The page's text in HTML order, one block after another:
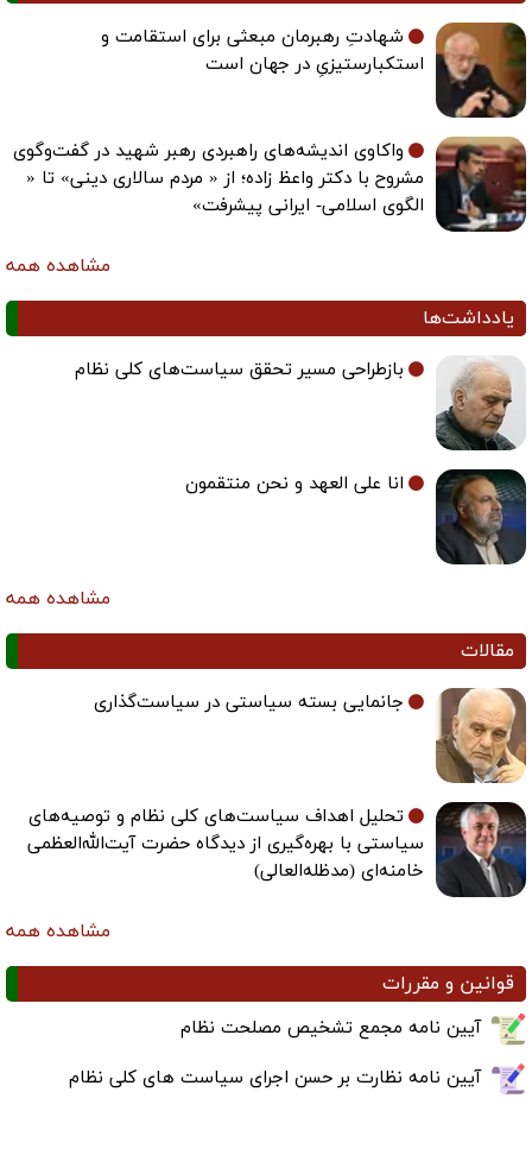
شهادتِ رهبرمان مبعثی برای استقامت و
استکبارستیزیِ در جهان است
واکاوی اندیشه‌های راهبردی رهبر شهید در گفت‌وگوی
مشروح با دکتر واعظ زاده؛ از « مردم سالاری دینی» تا «
الگوی اسلامی- ایرانی پیشرفت»
مشاهده همه
یادداشت‌ها
بازطراحی مسیر تحقق سیاست‌های کلی نظام
انا علی العهد و نحن منتقمون
مشاهده همه
مقالات
جانمایی بسته سیاستی در سیاست‌گذاری
تحلیل اهداف سیاست‌های کلی نظام و توصیه‌های
سیاستی با بهره‌گیری از دیدگاه حضرت آیت‌الله‌العظمی
خامنه‌ای (مدظله‌العالی)
مشاهده همه
قوانین و مقررات
آیین نامه مجمع تشخیص مصلحت نظام
آیین نامه نظارت بر حسن اجرای سیاست های کلی نظام